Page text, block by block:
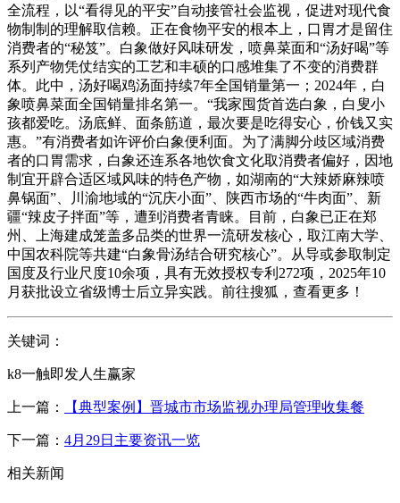
全流程，以“看得见的平安”自动接管社会监视，促进对现代食
物制制的理解取信赖。正在食物平安的根本上，口胃才是留住
消费者的“秘笈”。白象做好风味研发，喷鼻菜面和“汤好喝”等
系列产物凭仗结实的工艺和丰硕的口感堆集了不变的消费群
体。此中，汤好喝鸡汤面持续7年全国销量第一；2024年，白
象喷鼻菜面全国销量排名第一。“我家囤货首选白象，白叟小
孩都爱吃。汤底鲜、面条筋道，最次要是吃得安心，价钱又实
惠。”有消费者如许评价白象便利面。为了满脚分歧区域消费
者的口胃需求，白象还连系各地饮食文化取消费者偏好，因地
制宜开辟合适区域风味的特色产物，如湖南的“大辣娇麻辣喷
鼻锅面”、川渝地域的“沉庆小面”、陕西市场的“牛肉面”、新
疆“辣皮子拌面”等，遭到消费者青睐。目前，白象已正在郑
州、上海建成笼盖多品类的世界一流研发核心，取江南大学、
中国农科院等共建“白象骨汤结合研究核心”。从导或参取制定
国度及行业尺度10余项，具有无效授权专利272项，2025年10
月获批设立省级博士后立异实践。前往搜狐，查看更多！
关键词：
k8一触即发人生赢家
上一篇： 【典型案例】晋城市市场监视办理局管理收集餐
下一篇： 4月29日主要资讯一览
相关新闻